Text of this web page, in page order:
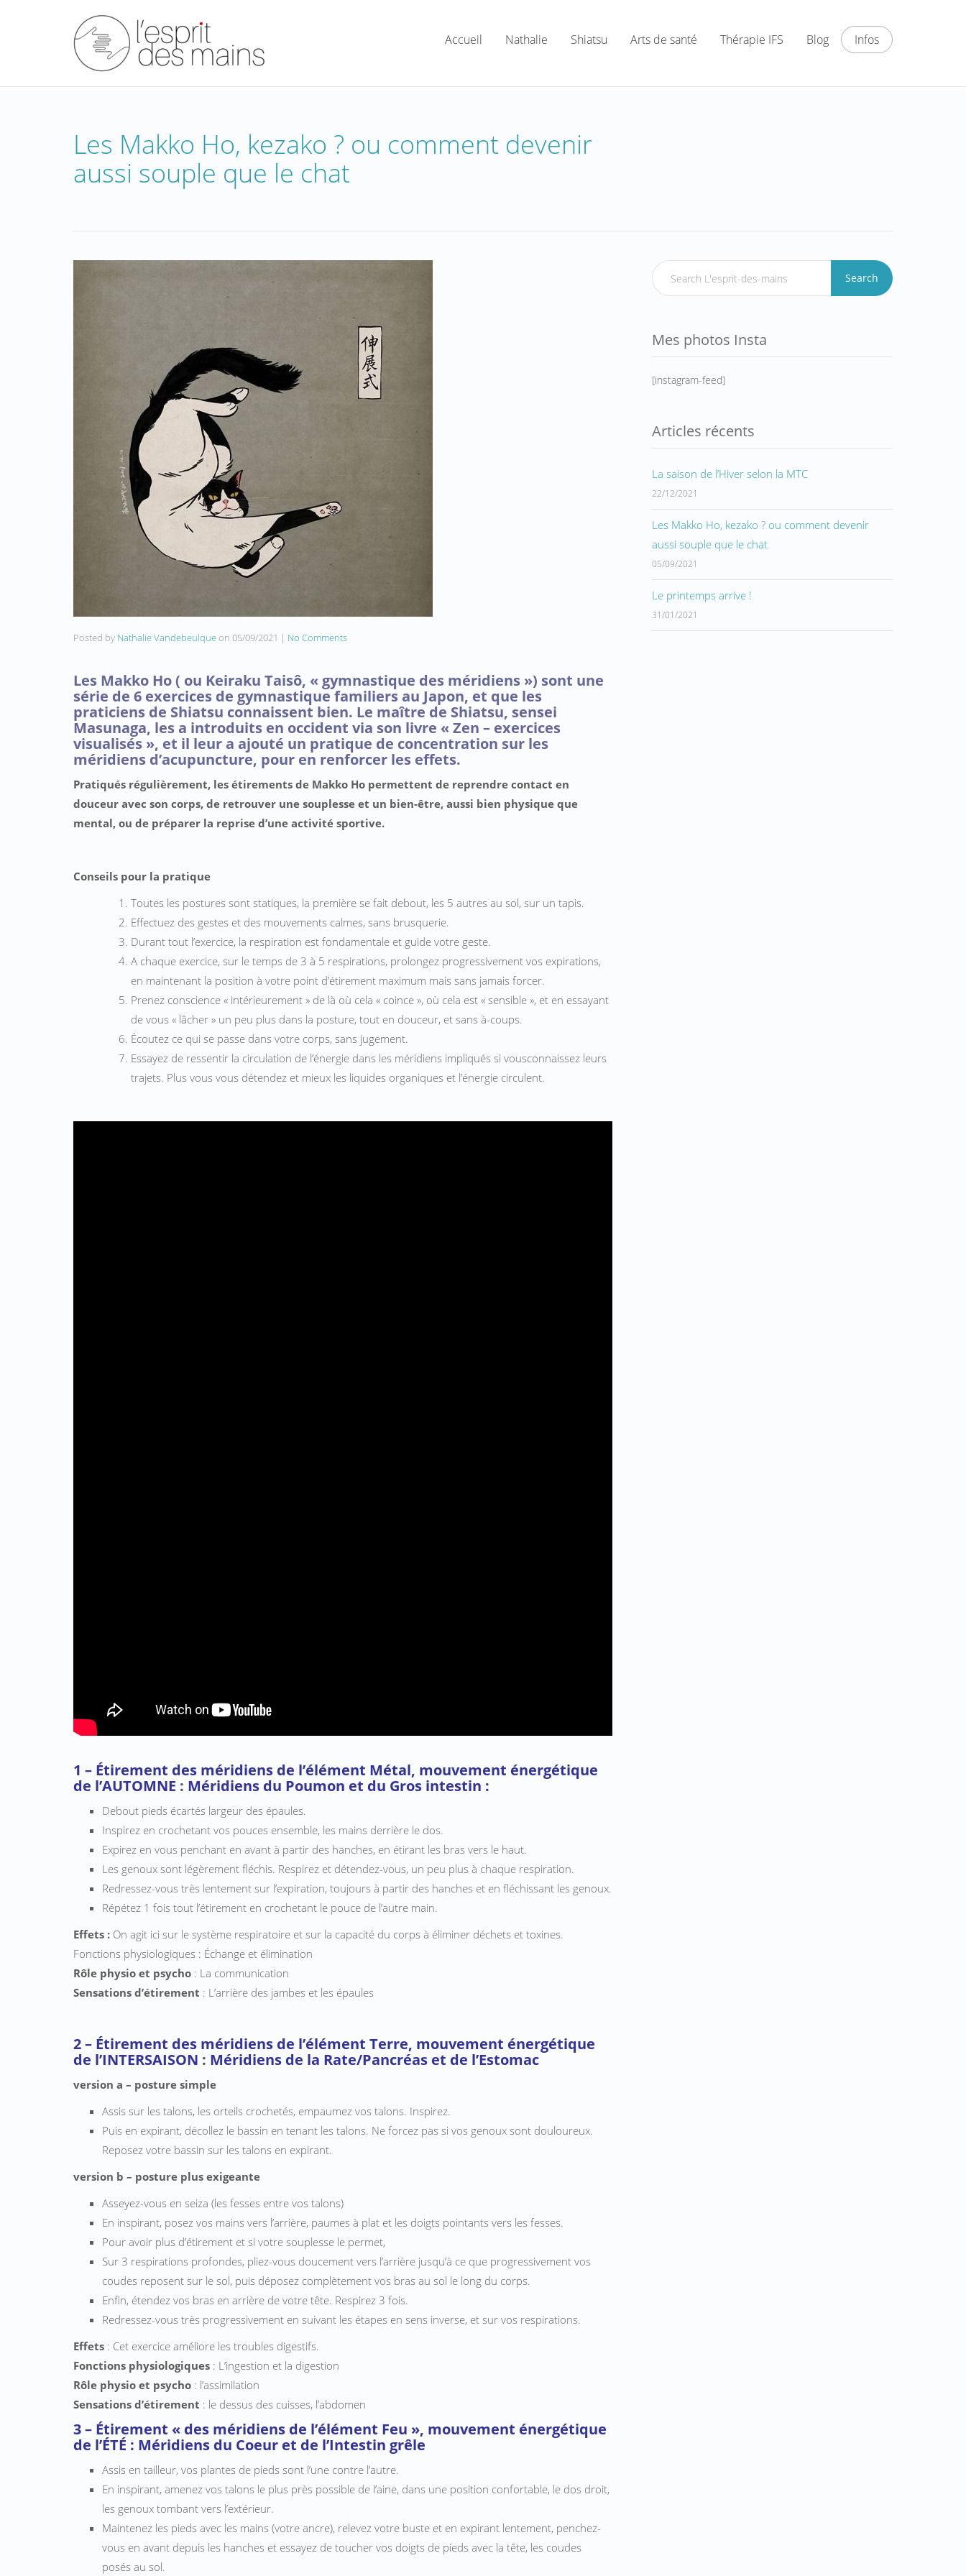
Accueil Nathalie Shiatsu Arts de santé Thérapie IFS Blog Infos
Les Makko Ho, kezako ? ou comment devenir
aussi souple que le chat
Posted by Nathalie Vandebeulqueon 05/09/2021 | No Comments
Les Makko Ho ( ou Keiraku Taisô, « gymnastique des méridiens ») sont une
série de 6 exercices de gymnastique familiers au Japon, et que les
praticiens de Shiatsu connaissent bien. Le maître de Shiatsu, sensei
Masunaga, les a introduits en occident via son livre « Zen – exercices
visualisés », et il leur a ajouté un pratique de concentration sur les
méridiens d’acupuncture, pour en renforcer les effets.
Pratiqués régulièrement, les étirements de Makko Ho permettent de reprendre contact en
douceur avec son corps, de retrouver une souplesse et un bien-être, aussi bien physique que
mental, ou de préparer la reprise d’une activité sportive.
Conseils pour la pratique
Toutes les postures sont statiques, la première se fait debout, les 5 autres au sol, sur un tapis.
Effectuez des gestes et des mouvements calmes, sans brusquerie.
Durant tout l’exercice, la respiration est fondamentale et guide votre geste.
A chaque exercice, sur le temps de 3 à 5 respirations, prolongez progressivement vos expirations,
en maintenant la position à votre point d’étirement maximum mais sans jamais forcer.
Prenez conscience « intérieurement » de là où cela « coince », où cela est « sensible », et en essayant
de vous « lâcher » un peu plus dans la posture, tout en douceur, et sans à-coups.
Écoutez ce qui se passe dans votre corps, sans jugement.
Essayez de ressentir la circulation de l’énergie dans les méridiens impliqués si vousconnaissez leurs
trajets. Plus vous vous détendez et mieux les liquides organiques et l’énergie circulent.
1 – Étirement des méridiens de l’élément Métal, mouvement énergétique
de l’AUTOMNE : Méridiens du Poumon et du Gros intestin :
Debout pieds écartés largeur des épaules.
Inspirez en crochetant vos pouces ensemble, les mains derrière le dos.
Expirez en vous penchant en avant à partir des hanches, en étirant les bras vers le haut.
Les genoux sont légèrement fléchis. Respirez et détendez-vous, un peu plus à chaque respiration.
Redressez-vous très lentement sur l’expiration, toujours à partir des hanches et en fléchissant les genoux.
Répétez 1 fois tout l’étirement en crochetant le pouce de l’autre main.
Effets : On agit ici sur le système respiratoire et sur la capacité du corps à éliminer déchets et toxines.
Fonctions physiologiques : Échange et élimination
Rôle physio et psycho : La communication
Sensations d’étirement : L’arrière des jambes et les épaules
2 – Étirement des méridiens de l’élément Terre, mouvement énergétique
de l’INTERSAISON : Méridiens de la Rate/Pancréas et de l’Estomac
version a – posture simple
Assis sur les talons, les orteils crochetés, empaumez vos talons. Inspirez.
Puis en expirant, décollez le bassin en tenant les talons. Ne forcez pas si vos genoux sont douloureux.
Reposez votre bassin sur les talons en expirant.
version b – posture plus exigeante
Asseyez-vous en seiza (les fesses entre vos talons)
En inspirant, posez vos mains vers l’arrière, paumes à plat et les doigts pointants vers les fesses.
Pour avoir plus d’étirement et si votre souplesse le permet,
Sur 3 respirations profondes, pliez-vous doucement vers l’arrière jusqu’à ce que progressivement vos
coudes reposent sur le sol, puis déposez complètement vos bras au sol le long du corps.
Enfin, étendez vos bras en arrière de votre tête. Respirez 3 fois.
Redressez-vous très progressivement en suivant les étapes en sens inverse, et sur vos respirations.
Effets : Cet exercice améliore les troubles digestifs.
Fonctions physiologiques : L’ingestion et la digestion
Rôle physio et psycho : l’assimilation
Sensations d’étirement : le dessus des cuisses, l’abdomen
3 – Étirement « des méridiens de l’élément Feu », mouvement énergétique
de l’ÉTÉ : Méridiens du Coeur et de l’Intestin grêle
Assis en tailleur, vos plantes de pieds sont l’une contre l’autre.
En inspirant, amenez vos talons le plus près possible de l’aine, dans une position confortable, le dos droit,
les genoux tombant vers l’extérieur.
Maintenez les pieds avec les mains (votre ancre), relevez votre buste et en expirant lentement, penchez-
vous en avant depuis les hanches et essayez de toucher vos doigts de pieds avec la tête, les coudes
posés au sol.
Search
Mes photos Insta
[instagram-feed]
Articles récents
La saison de l’Hiver selon la MTC
22/12/2021
Les Makko Ho, kezako ? ou comment devenir
aussi souple que le chat
05/09/2021
Le printemps arrive !
31/01/2021